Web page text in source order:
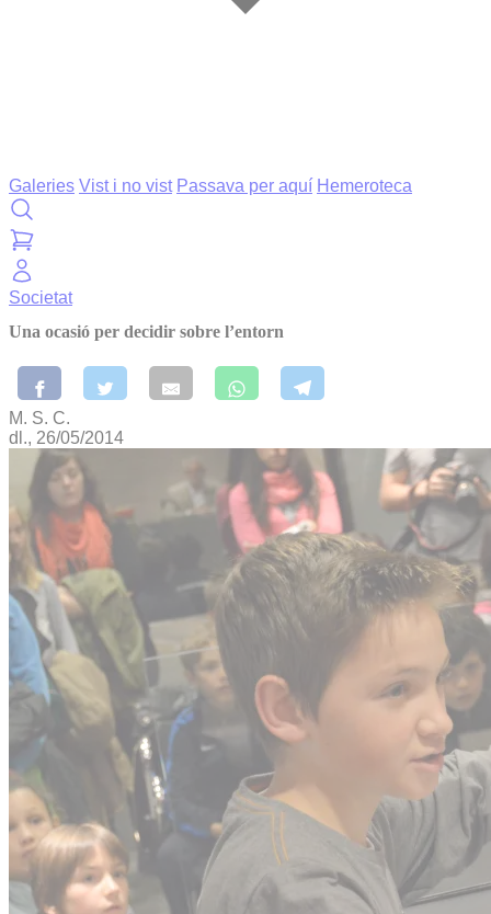
Galeries Vist i no vist Passava per aquí Hemeroteca
Societat
Una ocasió per decidir sobre l’entorn
M. S. C.
dl., 26/05/2014